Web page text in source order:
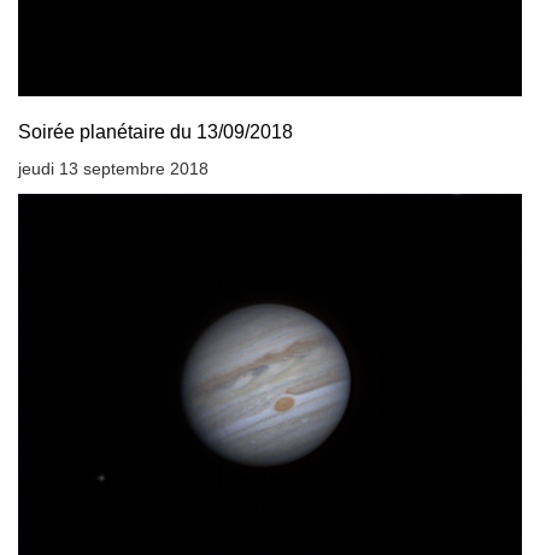
Soirée planétaire du 13/09/2018
jeudi 13 septembre 2018